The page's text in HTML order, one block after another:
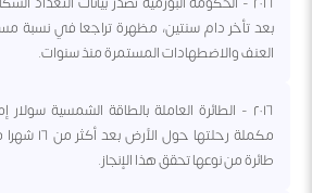
بعد تأخر دام سنتين، مظهرة تراجعا في نسبة
العنف والاضطهادات المستمرة منذ سنوات.
٢٠١٦ - الطائرة العاملة بالطاقة الشمسية
مكملة
طائرة من نوعها تحقق هذا الإنجاز.